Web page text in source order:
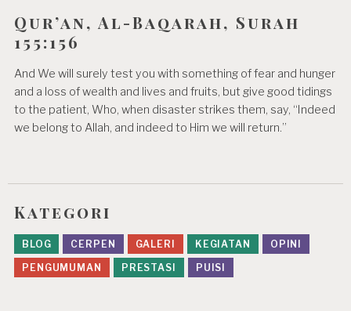
Qur’an, Al-Baqarah, Surah
155:156
And We will surely test you with something of fear and hunger
and a loss of wealth and lives and fruits, but give good tidings
to the patient, Who, when disaster strikes them, say, “Indeed
we belong to Allah, and indeed to Him we will return.”
Kategori
BLOG CERPEN GALERI KEGIATAN
OPINI
PENGUMUMAN
PRESTASI PUISI